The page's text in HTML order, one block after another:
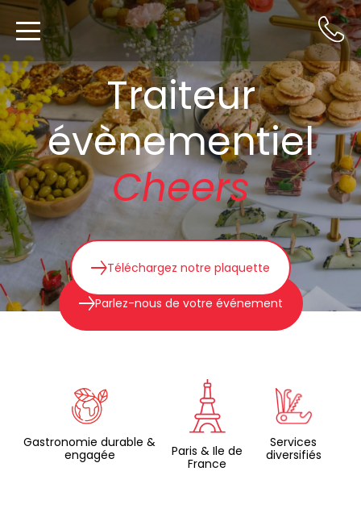
Traiteur
évènementiel
Cheers
Parlez-nous de votre événement
Téléchargez notre plaquette
Gastronomie durable &
engagée
Paris & Ile de
France
Services
diversifiés